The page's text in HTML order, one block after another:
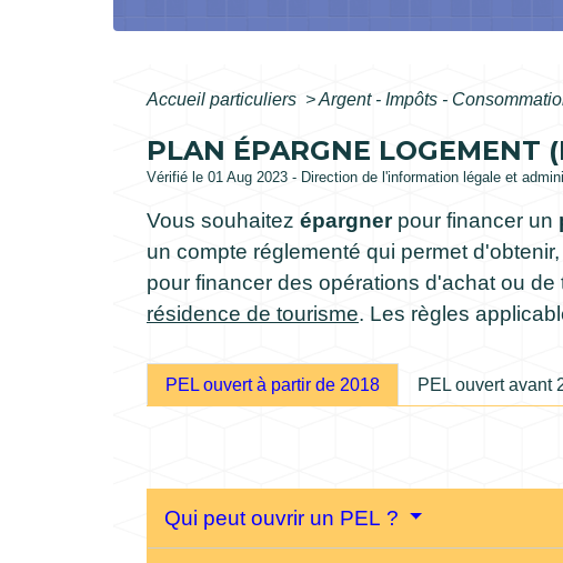
Accueil particuliers >Argent - Impôts -
PLAN ÉPARGNE LOGEMENT
Vérifié le 01 Aug 2023 - Direction de l'information légale et
Vous souhaitez épargnerpour financer un
un compte réglementé qui permet
pour financer des opérations d'achat ou de
résidence de tourisme. Les règles
PEL ouvert à partir de 2018 PEL ouvert avant
Qui peut ouvrir un PEL ?